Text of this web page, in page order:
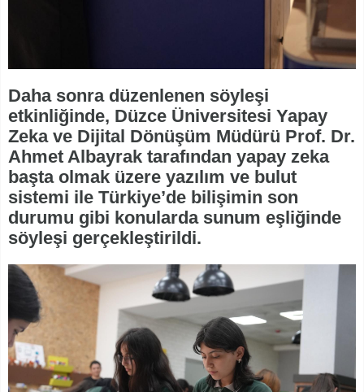
Daha sonra düzenlenen söyleşi
etkinliğinde, Düzce Üniversitesi Yapay
Zeka ve Dijital Dönüşüm Müdürü Prof. Dr.
Ahmet Albayrak tarafından yapay zeka
başta olmak üzere yazılım ve bulut
sistemi ile Türkiye’de bilişimin son
durumu gibi konularda sunum eşliğinde
söyleşi gerçekleştirildi.